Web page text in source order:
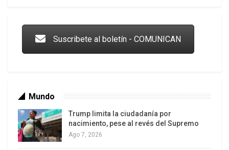
Suscribete al boletín - COMUNICAN
Mundo
Trump limita la ciudadanía por
nacimiento, pese al revés del Supremo
Ago 7, 2026